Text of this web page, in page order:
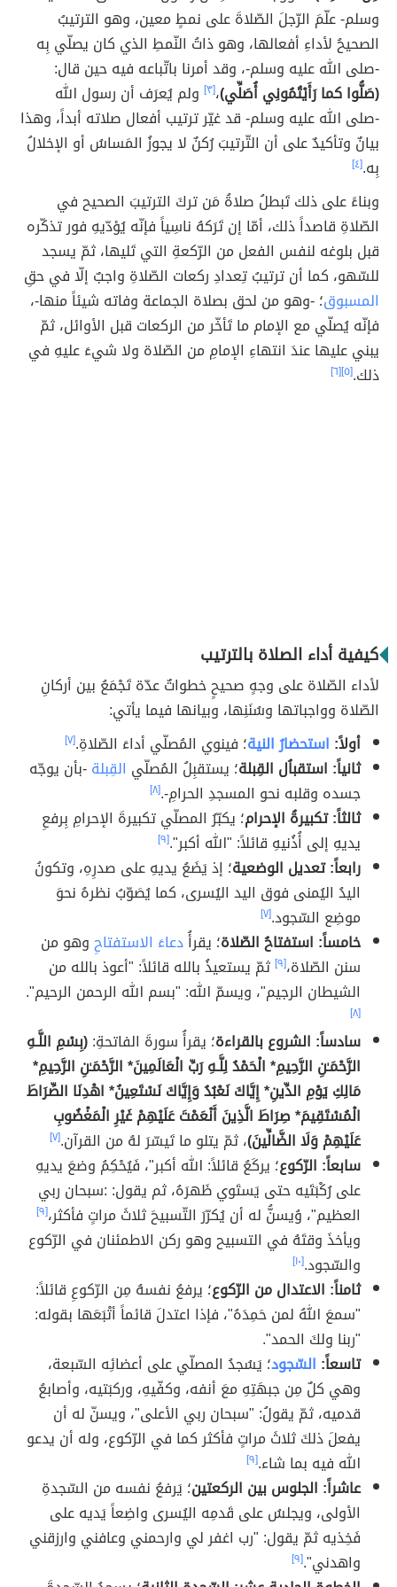
وسلم- علّمَ الرّجلَ الصّلاةَ على نمطٍ معين، وهو الترتيبُ
الصحيحُ لأداءِ أفعالها، وهو ذاتُ النّمطِ الذي كان يصلّي بِه
-صلى الله عليه وسلم-، وقد أمرنا باتّباعه فيه حين قال:
(صَلُّوا كما رَأَيْتُمُونِي أُصَلِّي)،[٣]
ولم يُعرَف أن رسول الله
-صلى الله عليه وسلم- قد غيّر ترتيب أفعال صلاته أبداً، وهذا
بيانٌ وتأكيدٌ على أن التّرتيبَ رُكنٌ لا يجوزُ المَساسُ أو الإخلالُ
بِه.[٤]
وبناءً على ذلك تَبطلُ صلاةُ مَن تركَ الترتيبَ الصحيح في
الصّلاةِ قاصداً ذلك، أمّا إن تَرَكهُ ناسِياً فإنّه يُؤدّيهِ فور تذكّره
قبل بلوغه لنفس الفعل من الرّكعةِ التي تَليها، ثمّ يسجد
للسّهو، كما أن ترتيبُ تِعدادِ ركعات الصّلاةِ واجبٌ إلّا في حقِ
المسبوق؛ -وهو من لحق بصلاة الجماعة وفاته شيئاً منها-،
فإنّه يُصلّي مع الإمام ما تَأخّر من الركعات قبل الأوائل، ثمّ
يبني عليها عندَ انتهاءِ الإمامِ من الصّلاة ولا شيءَ عليهِ في
ذلك.[٥] [٦]
كيفية أداء الصلاة بالترتيب
لأداء الصّلاة على وجهٍ صحيحٍ خطواتٌ عدّة تَجْمَعُ بين أركانِ
الصّلاة وواجباتها وسُنَنِها، وبيانها فيما يأتي:
أولاً: استحضارُ النية؛ فينوي المُصلّي أداءَ الصّلاةِ.[٧]
ثانياً: استقباُل القِبلة؛ يستقبِلُ المُصلّي القِبلة-بأن يوجّه
جسده وقلبه نحو المسجدِ الحرامِ-.[٨]
ثالثاً: تكبيرةُ الإحرام؛ يكبّرُ المصلّي تكبيرةَ الإحرامِ بِرفعِ
يديهِ إلى أُذُنيهِ قائلاً: "الله أكبر".[٩]
رابعاً: تعديل الوضعية؛ إذ يَضَعُ يديهِ على صدرِهِ، وتكونُ
اليدُ اليُمنى فوق اليد اليُسرى، كما يُصَوّبُ نظرهُ نحوَ
موضِع السّجود.[٧]
خامساً: استفتاحُ الصّلاة؛ يقرأُدعاءَ الاستفتاحِوهو من
سنن الصّلاة،[٩] ثمّ يستعيذُ بالله قائلاً: "أعوذ بالله من
الشيطان الرجيم"، ويسمّ الله: "بسم الله الرحمن الرحيم".
[٨]
سادساً: الشروع بالقراءة؛ يقرأُ سورةَ الفاتحةِ:(بِسْمِ اللَّـهِ
الرَّحْمَـٰنِ الرَّحِيمِ* الْحَمْدُ لِلَّـهِ رَبِّ الْعَالَمِينَ* الرَّحْمَـٰنِ الرَّحِيمِ*
مَالِكِ يَوْمِ الدِّينِ* إِيَّاكَ نَعْبُدُ وَإِيَّاكَ نَسْتَعِينُ* اهْدِنَا الصِّرَاطَ
الْمُسْتَقِيمَ* صِرَاطَ الَّذِينَ أَنْعَمْتَ عَلَيْهِمْ غَيْرِ الْمَغْضُوبِ
عَلَيْهِمْ وَلَا الضَّالِّينَ)، ثمّ يتلو ما تَيسّرَ لهُ من القرآن.[٧]
سابعاً: الرّكوع؛ يركَعُ قائلاً: الله أكبر"، فَيُحْكِمُ وضعَ يديهِ
على رُكْبَتَيه حتى يَستَوي ظَهرَهُ، ثم يقول: :سبحان ربي
العظيم"، وُيسنُّ له أن يُكرّرَ التّسبيحَ ثلاثَ مراتٍ فأكثر،[٩]
ويأخذَ وقتَهُ في التسبيح وهو ركن الاطمئنان في الرّكوع
والسّجود.[١٠]
ثامناً: الاعتدال من الرّكوع؛ يرفعُ نفسهُ مِن الرّكوعِ قائلاً:
"سمعَ اللهُ لمن حَمِدَهُ"، فإذا اعتدلَ قائماً أتْبَعَها بقوله:
"ربنا ولكَ الحمد".
تاسعاً: السّجود؛ يَسُجدُ المصلّي على أعضائِه السّبعة،
وهي كلٌ مِن جبهَتِهِ معَ أنفه، وكفّيهِ، وركبَتيه، وأصابعُ
قدميه، ثمّ يقولُ: "سبحان ربي الأعلى"، ويسنّ له أن
يفعلَ ذلكَ ثلاثَ مراتٍ فأكثر كما في الرّكوع، وله أن يدعو
الله فيه بما شاء.[٩]
عاشراً: الجلوس بين الركعتين؛ يَرفعُ نفسه من السّجدةِ
الأولى، ويجلسُ على قَدمِه اليُسرى واضِعاً يَديه على
فَخِذيه ثمّ يقول: "رب اغفر لي وارحمني وعافني وارزقني
واهدني".[٩]